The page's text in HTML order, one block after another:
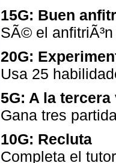
15G: Buen
SÃ© el
20G:
Usa 25
5G: A la
Gana tres
10G: Recluta
Completa el